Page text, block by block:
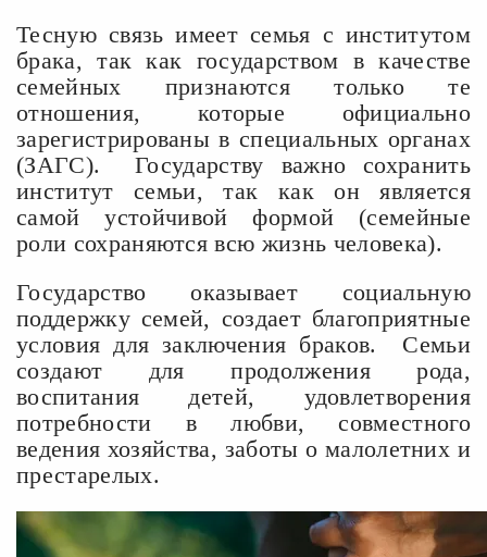
Тесную связь имеет семья с институтом
брака, так как государством в качестве
семейных признаются только те
отношения, которые официально
зарегистрированы в специальных органах
(ЗАГС). Государству важно сохранить
институт семьи, так как он является
самой устойчивой формой (семейные
роли сохраняются всю жизнь человека).
Государство оказывает социальную
поддержку семей, создает благоприятные
условия для заключения браков. Семьи
создают для продолжения рода,
воспитания детей, удовлетворения
потребности в любви, совместного
ведения хозяйства, заботы о малолетних и
престарелых.